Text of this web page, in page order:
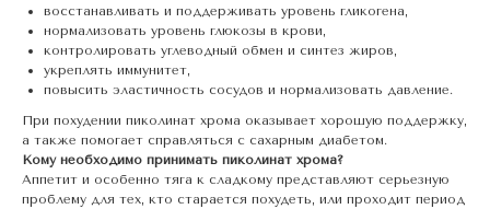
восстанавливать и поддерживать уровень гликогена,
нормализовать уровень глюкозы в крови,
контролировать углеводный обмен и синтез жиров,
укреплять иммунитет,
повысить эластичность сосудов и нормализовать давление.
При похудении пиколинат хрома оказывает хорошую поддержку,
а также помогает справляться с сахарным диабетом.
Кому необходимо принимать пиколинат хрома?
Аппетит и особенно тяга к сладкому представляют серьезную
проблему для тех, кто старается похудеть, или проходит период